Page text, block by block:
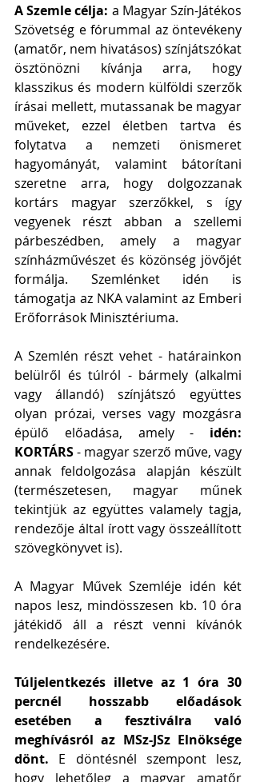
A Szemle célja: a Magyar Szín-Játékos
Szövetség e fórummal az öntevékeny
(amatőr, nem hivatásos) színjátszókat
ösztönözni kívánja arra, hogy
klasszikus és modern külföldi szerzők
írásai mellett, mutassanak be magyar
műveket, ezzel életben tartva és
folytatva a nemzeti önismeret
hagyományát, valamint bátorítani
szeretne arra, hogy dolgozzanak
kortárs magyar szerzőkkel, s így
vegyenek részt abban a szellemi
párbeszédben, amely a magyar
színházművészet és közönség jövőjét
formálja. Szemlénket idén is
támogatja az NKA valamint az Emberi
Erőforrások Minisztériuma.
A Szemlén részt vehet - határainkon
belülről és túlról - bármely (alkalmi
vagy állandó) színjátszó együttes
olyan prózai, verses vagy mozgásra
épülő előadása, amely - idén:
KORTÁRS - magyar szerző műve, vagy
annak feldolgozása alapján készült
(természetesen, magyar műnek
tekintjük az együttes valamely tagja,
rendezője által írott vagy összeállított
szövegkönyvet is).
A Magyar Művek Szemléje idén két
napos lesz, mindösszesen kb. 10 óra
játékidő áll a részt venni kívánók
rendelkezésére.
Túljelentkezés illetve az 1 óra 30
percnél hosszabb előadások
esetében a fesztiválra való
meghívásról az MSz-JSz Elnöksége
dönt. E döntésnél szempont lesz,
hogy lehetőleg a magyar amatőr